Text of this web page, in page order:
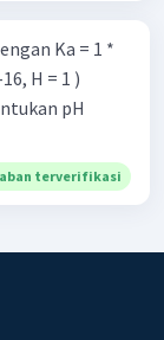
pH
terverifikasi